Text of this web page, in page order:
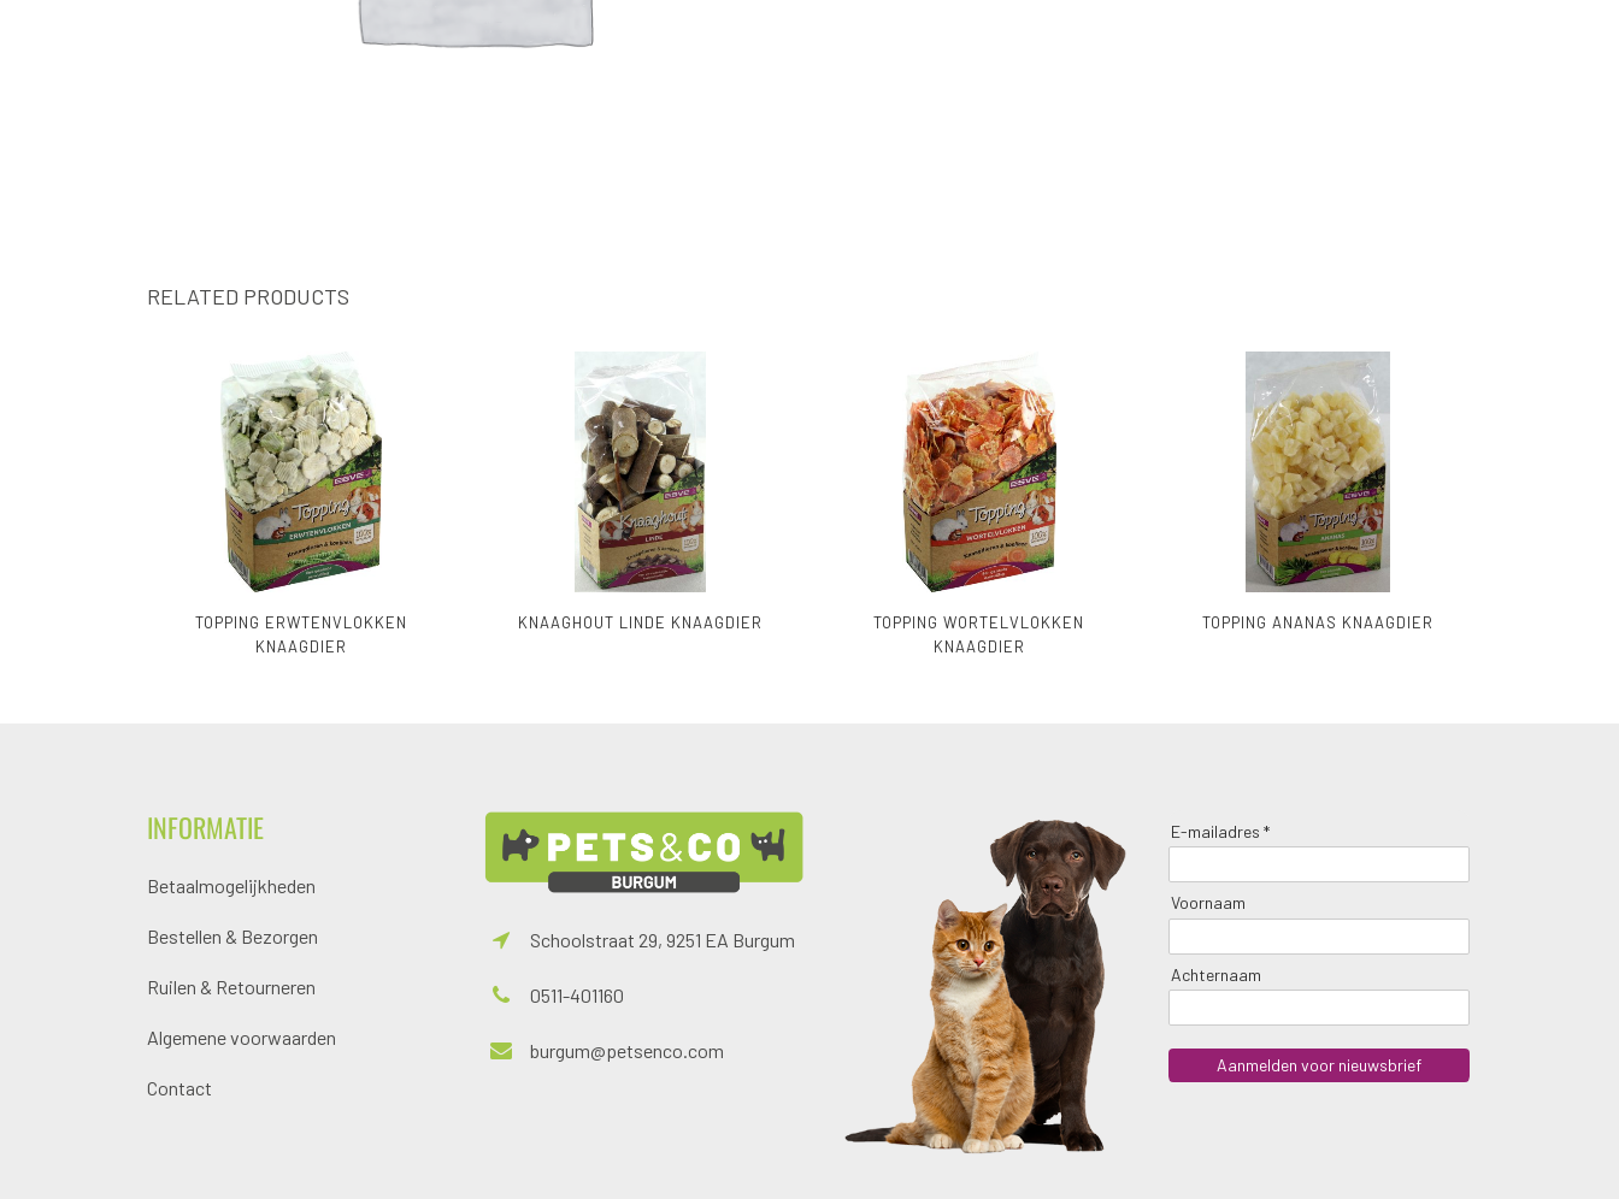
RELATED PRODUCTS
TOPPING ERWTENVLOKKEN
KNAAGDIER
KNAAGHOUT LINDE KNAAGDIER
TOPPING WORTELVLOKKEN
KNAAGDIER
TOPPING ANANAS KNAAGDIER
INFORMATIE
Betaalmogelijkheden
Bestellen & Bezorgen
Ruilen & Retourneren
Algemene voorwaarden
Contact
Schoolstraat 29, 9251 EA Burgum
0511-401160
burgum@petsenco.com
E-mailadres *
Voornaam
Achternaam
Aanmelden voor nieuwsbrief